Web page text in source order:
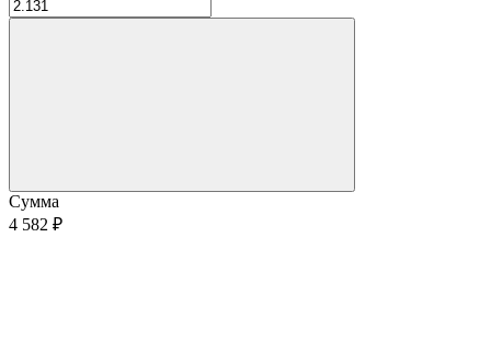
Сумма
4 582 ₽